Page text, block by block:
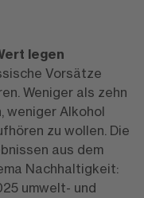
legen
Vorsätze
Weniger als zehn
weniger Alkohol
zu wollen. Die
aus dem
Nachhaltigkeit:
umwelt- und